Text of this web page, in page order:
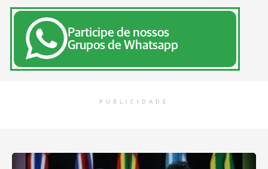
Participe de nossos
Grupos de Whatsapp
PUBLICIDADE